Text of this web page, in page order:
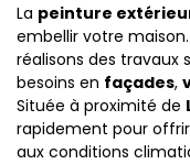
La peinture
embellir votre
réalisons des travaux
besoins en façades,
Située à proximité de
rapidement pour
aux conditions